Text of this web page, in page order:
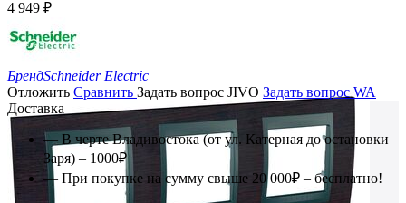
4 949 ₽
БрендSchneider Electric
Отложить Сравнить Задать вопрос JIVO Задать вопрос WA
Доставка
— В черте Владивостока (от ул. Катерная до остановки
Заря) – 1000₽
— При покупке на сумму свыше 20 000₽ – бесплатно!